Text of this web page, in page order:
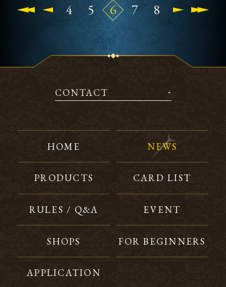
4 5 6 7 8
CONTACT
HOME NEWS
PRODUCTS CARD LIST
RULES / Q&A EVENT
SHOPS FOR BEGINNERS
APPLICATION